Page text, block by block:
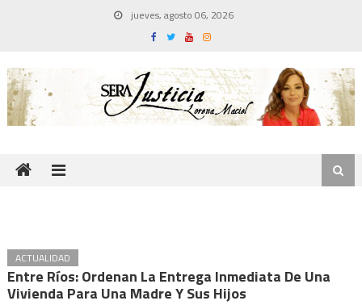
jueves, agosto 06, 2026
ACTUALIDAD
Entre Ríos: Ordenan La Entrega Inmediata De Una
Vivienda Para Una Madre Y Sus Hijos